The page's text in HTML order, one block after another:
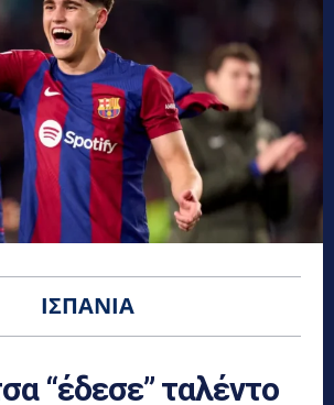
ΙΣΠΑΝΊΑ
“έδεσε” ταλέντο